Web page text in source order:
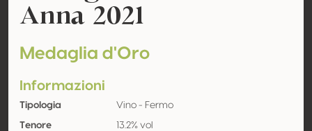
Anna 2021
Medaglia d'Oro
Informazioni
Tipologia Vino - Fermo
Tenore
13.2% vol